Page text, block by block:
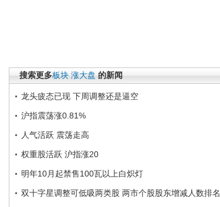
搜索更多板块 涨大盘 的新闻
龙头疲态已现 下周调整还是逼空
沪指震荡涨0.81%
人气活跃 震荡走高
权重股活跃 沪指涨20
明年10月起禁售100瓦以上白炽灯
双十字星调整可低吸两类股 两市个股股东增减人数排名